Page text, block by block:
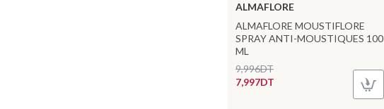
ALMAFLORE
ALMAFLORE MOUSTIFLORE
SPRAY ANTI-MOUSTIQUES 100
ML
7,997DT
9,996DT